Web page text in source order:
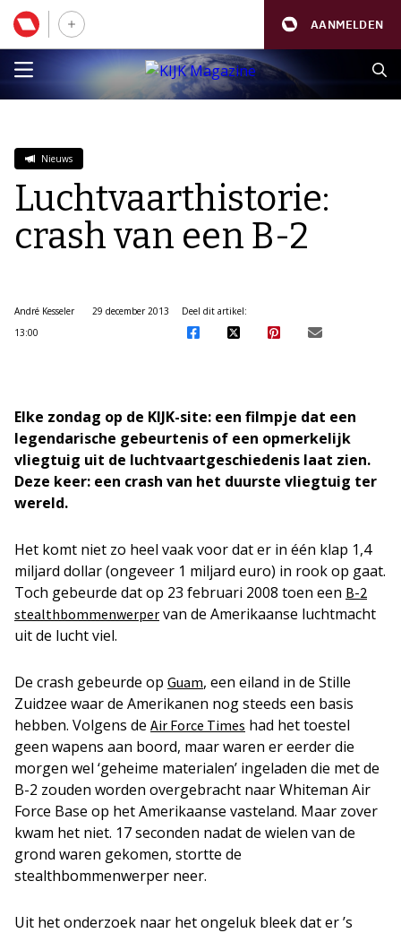
AANMELDEN
Nieuws
Luchtvaarthistorie:
crash van een B-2
André Kesseler
29 december 2013
13:00
Deel dit artikel:
Elke zondag op de KIJK-site: een filmpje dat een
legendarische gebeurtenis of een opmerkelijk
vliegtuig uit de luchtvaartgeschiedenis laat zien.
Deze keer: een crash van het duurste vliegtuig ter
wereld.
Het komt niet zo heel vaak voor dat er in één klap 1,4
miljard dollar (ongeveer 1 miljard euro) in rook op gaat.
Toch gebeurde dat op 23 februari 2008 toen een B-2
stealthbommenwerper van de Amerikaanse luchtmacht
uit de lucht viel.
De crash gebeurde op Guam, een eiland in de Stille
Zuidzee waar de Amerikanen nog steeds een basis
hebben. Volgens de Air Force Times had het toestel
geen wapens aan boord, maar waren er eerder die
morgen wel ‘geheime materialen’ ingeladen die met de
B-2 zouden worden overgebracht naar Whiteman Air
Force Base op het Amerikaanse vasteland. Maar zover
kwam het niet. 17 seconden nadat de wielen van de
grond waren gekomen, stortte de
stealthbommenwerper neer.
Uit het onderzoek naar het ongeluk bleek dat er ’s